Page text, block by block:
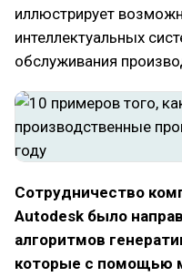
иллюстрирует
интеллектуальных
обслуживания
Сотрудничество
Autodesk было
алгоритмов
которые с помощью